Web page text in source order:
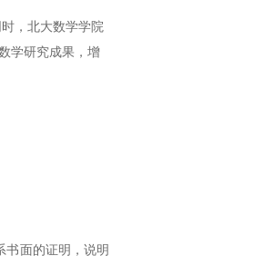
，北大数学学院
学研究成果，增
书面的证明，说明